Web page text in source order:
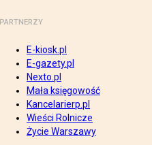
PARTNERZY
E-kiosk.pl
E-gazety.pl
Nexto.pl
Mała księgowość
Kancelarierp.pl
Wieści Rolnicze
Życie Warszawy